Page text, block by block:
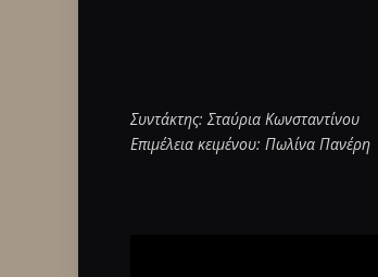
Συντάκτης: Σταύρια Κωνσταντίνου
Επιμέλεια κειμένου: Πωλίνα Πανέρη